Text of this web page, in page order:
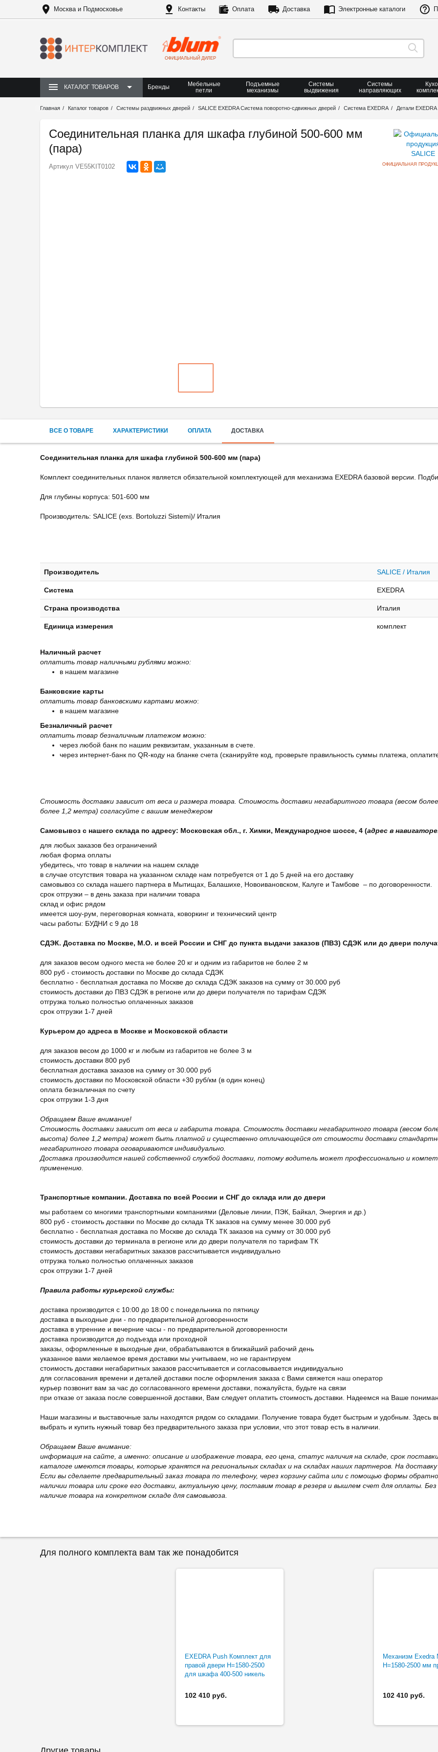
Москва и Подмосковье Контакты Оплата Доставка Электронные каталоги
ОФИЦИАЛЬНЫЙ ДИЛЕР
КАТАЛОГ ТОВАРОВ Бренды
Мебельные
петли
Подъемные
механизмы
Системы
выдвижения
Системы
направляющих
Главная Каталог товаров Системы раздвижных дверей SALICE EXEDRA Система поворотно-сдвижных дверей Система EXEDRA Детали EXEDRA
Соединительная планка для шкафа глубиной 500-600 мм
(пара)
ОФИЦИАЛЬНАЯ
Артикул VE55KIT0102
ВСЕ О ТОВАРЕ ХАРАКТЕРИСТИКИ ОПЛАТА ДОСТАВКА
Соединительная планка для шкафа глубиной 500-600 мм (пара)
Комплект соединительных планок является обязательной комплектующей для механизма EXEDRA базовой версии.
Для глубины корпуса: 501-600 мм
Производитель: SALICE (exs. Bortoluzzi Sistemi)/ Италия
Производитель SALICE / Италия
Система EXEDRA
Страна производства Италия
Единица измерения комплект
Наличный расчет
оплатить товар наличными рублями можно:
в нашем магазине
Банковские карты
оплатить товар банковскими картами можно:
в нашем магазине
Безналичный расчет
оплатить товар безналичным платежом можно:
через любой банк по нашим реквизитам, указанным в счете.
через интернет-банк по QR-коду на бланке счета (сканируйте код, проверьте правильность суммы платежа,
Стоимость доставки зависит от веса и размера товара. Стоимость доставки негабаритного товара (весом
более 1,2 метра) согласуйте с вашим менеджером
Самовывоз с нашего склада по адресу: Московская обл., г. Химки, Международное шоссе, 4 (адрес в
для любых заказов без ограничений
любая форма оплаты
убедитесь, что товар в наличии на нашем складе
в случае отсутствия товара на указанном складе нам потребуется от 1 до 5 дней на его доставку
самовывоз со склада нашего партнера в Мытищах, Балашихе, Новоивановском, Калуге и Тамбове – по договоренности.
срок отгрузки – в день заказа при наличии товара
склад и офис рядом
имеется шоу-рум, переговорная комната, коворкинг и технический центр
часы работы: БУДНИ с 9 до 18
СДЭК. Доставка по Москве, М.О. и всей России и СНГ до пункта выдачи заказов (ПВЗ) СДЭК или до двери
для заказов весом одного места не более 20 кг и одним из габаритов не более 2 м
800 руб - стоимость доставки по Москве до склада СДЭК
бесплатно - бесплатная доставка по Москве до склада СДЭК заказов на сумму от 30.000 руб
стоимость доставки до ПВЗ СДЭК в регионе или до двери получателя по тарифам СДЭК
отгрузка только полностью оплаченных заказов
срок отгрузки 1-7 дней
Курьером до адреса в Москве и Московской области
для заказов весом до 1000 кг и любым из габаритов не более 3 м
стоимость доставки 800 руб
бесплатная доставка заказов на сумму от 30.000 руб
стоимость доставки по Московской области +30 руб/км (в один конец)
оплата безналичная по счету
срок отгрузки 1-3 дня
Обращаем Ваше внимание!
Стоимость доставки зависит от веса и габарита товара. Стоимость доставки негабаритного товара (весом
высота) более 1,2 метра) может быть платной и существенно отличающейся от стоимости доставки
негабаритного товара оговариваются индивидуально.
Доставка производится нашей собственной службой доставки, потому водитель может профессионально и
применению.
Транспортные компании. Доставка по всей России и СНГ до склада или до двери
мы работаем со многими транспортными компаниями (Деловые линии, ПЭК, Байкал, Энергия и др.)
800 руб - стоимость доставки по Москве до склада ТК заказов на сумму менее 30.000 руб
бесплатно - бесплатная доставка по Москве до склада ТК заказов на сумму от 30.000 руб
стоимость доставки до терминала в регионе или до двери получателя по тарифам ТК
стоимость доставки негабаритных заказов рассчитывается индивидуально
отгрузка только полностью оплаченных заказов
срок отгрузки 1-7 дней
Правила работы курьерской службы:
доставка производится с 10:00 до 18:00 с понедельника по пятницу
доставка в выходные дни - по предварительной договоренности
доставка в утренние и вечерние часы - по предварительной договоренности
доставка производится до подъезда или проходной
заказы, оформленные в выходные дни, обрабатываются в ближайший рабочий день
указанное вами желаемое время доставки мы учитываем, но не гарантируем
стоимость доставки негабаритных заказов рассчитывается и согласовывается индивидуально
для согласования времени и деталей доставки после оформления заказа с Вами свяжется наш оператор
курьер позвонит вам за час до согласованного времени доставки, пожалуйста, будьте на связи
при отказе от заказа после совершенной доставки, Вам следует оплатить стоимость доставки. Надеемся на Ваше
Наши магазины и выставочные залы находятся рядом со складами. Получение товара будет быстрым и удобным. Здесь
выбрать и купить нужный товар без предварительного заказа при условии, что этот товар есть в наличии.
Обращаем Ваше внимание:
информация на сайте, а именно: описание и изображение товара, его цена, статус наличия на складе, срок
каталоге имеются товары, которые хранятся на региональных складах и на складах наших партнеров. На
Если вы сделаете предварительный заказ товара по телефону, через корзину сайта или с помощью формы
наличии товара или сроке его доставки, актуальную цену, поставим товар в резерв и вышлем счет для оплаты.
наличие товара на конкретном складе для самовывоза.
Для полного комплекта вам так же понадобится
EXEDRA Push Комплект для
правой двери Н=1580-2500
для шкафа 400-500 никель
102 410 руб.
Механизм Exedra
H=1580-2500 мм
102 410 руб.